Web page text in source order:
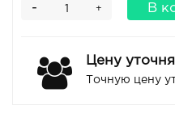
+
- В
Цену
Точную цену